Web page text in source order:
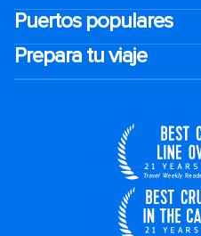
Puertos populares
Prepara tu viaje